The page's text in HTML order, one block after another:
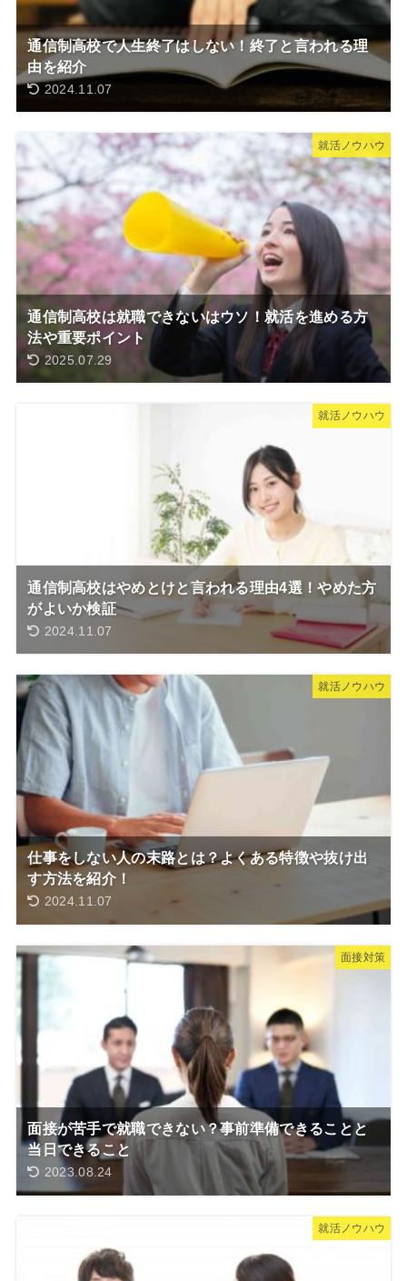
通信制高校で人生終了はしない！終了と言われる理
由を紹介
2024.11.07
就活ノウハウ
通信制高校は就職できないはウソ！就活を進める方
法や重要ポイント
2025.07.29
就活ノウハウ
通信制高校はやめとけと言われる理由4選！やめた方
がよいか検証
2024.11.07
就活ノウハウ
仕事をしない人の末路とは？よくある特徴や抜け出
す方法を紹介！
2024.11.07
面接対策
面接が苦手で就職できない？事前準備できることと
当日できること
2023.08.24
就活ノウハウ